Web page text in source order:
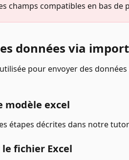
champs compatibles en bas de
données via
pour envoyer des
modèle excel
étapes décrites dans notre
fichier Excel